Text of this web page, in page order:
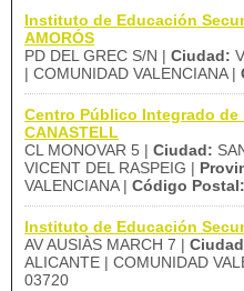
Instituto de Educación
AMORÓS
PD DEL GREC S/N | Ciudad:
| COMUNIDAD VALENCIANA |
Centro Público Integrado
CANASTELL
CL MONOVAR 5 | Ciudad:
VICENT DEL RASPEIG |
VALENCIANA | Código Postal:
Instituto de Educación
AV AUSIÀS MARCH 7 |
ALICANTE | COMUNIDAD
03720